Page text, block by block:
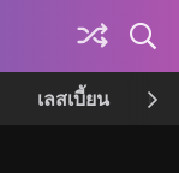
เลสเบี้ยน เค